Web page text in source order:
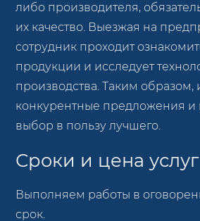
либо производителя,
их качество. Выезжая на
сотрудник проходит
продукции и исследует
производства. Таким образом,
конкурентные предложения и
выбор в пользу лучшего.
Сроки и цена услуг
Выполняем работы в
срок.